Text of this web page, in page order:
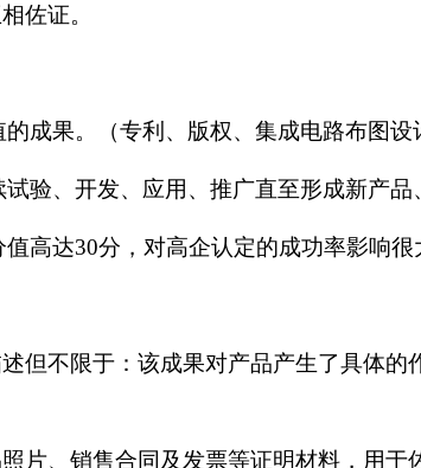
佐证。
果。（专利、版权、集成电路布图设
、开发、应用、推广直至形成新产品
高达30分，对高企认定的成功率影响很
但不限于：该成果对产品产生了具体
片、销售合同及发票等证明材料，用